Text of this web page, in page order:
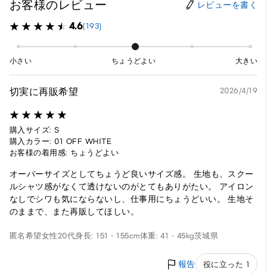
お客様のレビュー レビューを書く
4.6(193)
小さい ちょうどよい 大きい
切実に再販希望 2026/4/19
購入サイズ: S
購入カラー: 01 OFF WHITE
お客様の着用感: ちょうどよい
オーバーサイズとしてちょうど良いサイズ感。 生地も、スクー
ルシャツ感がなくて透けないのがとてもありがたい。 アイロン
なしでシワも気にならないし、仕事用にちょうどいい。 生地そ
のままで、また再販してほしい。
匿名希望女性20代身長: 151 - 155cm体重: 41 - 45kg茨城県
報告 役に立った 1